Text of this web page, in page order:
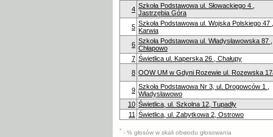
4 Szkoła Podstawowa ul. Słowackiego 4 ,
Jastrzębia Góra
5 Szkoła Podstawowa ul. Wojska Polskiego 47 ,
Karwia
6 Szkoła Podstawowa ul. Władysławowska 87 ,
Chłapowo
7 Świetlica ul. Kaperska 26 , Chałupy
8 OOW UM w Gdyni Rozewie ul. Rozewska
9 Szkoła Podstawowa Nr 3, ul. Drogowców 1 ,
Władysławowo
10 Świetlica, ul. Szkolna 12, Tupadły
11
Świetlica, ul. Zabytkowa 2, Ostrowo
* - % głosów w skali obwodu głosowania